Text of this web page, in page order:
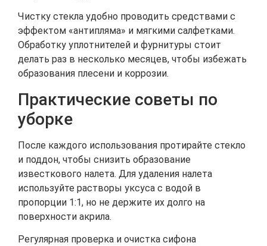
Чистку стекла удобно проводить средствами с
эффектом «антипляма» и мягкими салфетками.
Обработку уплотнителей и фурнитуры стоит
делать раз в несколько месяцев, чтобы избежать
образования плесени и коррозии.
Практические советы по
уборке
После каждого использования протирайте стекло
и поддон, чтобы снизить образование
известкового налета. Для удаления налета
используйте растворы уксуса с водой в
пропорции 1:1, но не держите их долго на
поверхности акрила.
Регулярная проверка и очистка сифона